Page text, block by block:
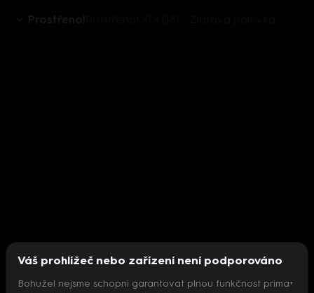
Prostřeno!
Váš prohlížeč nebo zařízení není podporováno
Bohužel nejsme schopni garantovat plnou funkčnost prima+